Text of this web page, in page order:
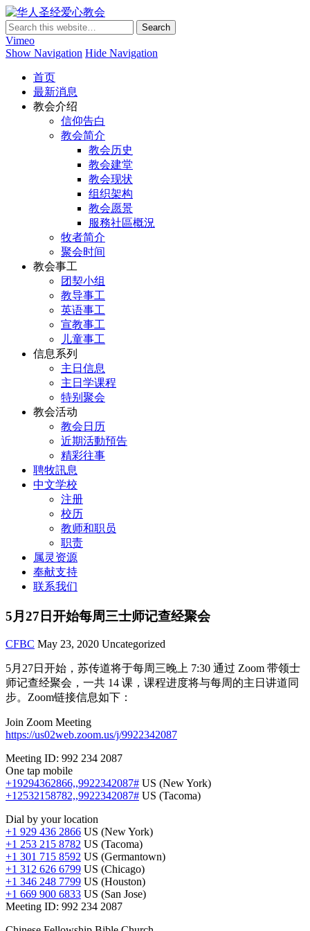
Vimeo
Show Navigation Hide Navigation
首页
最新消息
教会介绍
信仰告白
教会简介
教会历史
教会建堂
教会现状
组织架构
教会愿景
服務社區概況
牧者简介
聚会时间
教会事工
团契小组
教导事工
英语事工
宣教事工
儿童事工
信息系列
主日信息
主日学课程
特别聚会
教会活动
教会日历
近期活動預告
精彩往事
聘牧訊息
中文学校
注册
校历
教师和职员
职责
属灵资源
奉献支持
联系我们
5月27日开始每周三士师记查经聚会
CFBC May 23, 2020 Uncategorized
5月27日开始，苏传道将于每周三晚上 7:30 通过 Zoom 带领士
师记查经聚会，一共 14 课，课程进度将与每周的主日讲道同
步。Zoom链接信息如下：
Join Zoom Meeting
https://us02web.zoom.us/j/9922342087
Meeting ID: 992 234 2087
One tap mobile
+19294362866,,9922342087# US (New York)
+12532158782,,9922342087# US (Tacoma)
Dial by your location
+1 929 436 2866 US (New York)
+1 253 215 8782 US (Tacoma)
+1 301 715 8592 US (Germantown)
+1 312 626 6799 US (Chicago)
+1 346 248 7799 US (Houston)
+1 669 900 6833 US (San Jose)
Meeting ID: 992 234 2087